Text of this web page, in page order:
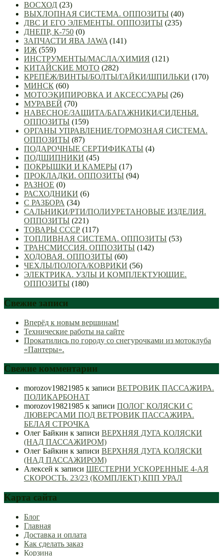
ВОСХОД (23)
ВЫХЛОПНАЯ СИСТЕМА. ОППОЗИТЫ (40)
ДВС И ЕГО ЭЛЕМЕНТЫ. ОППОЗИТЫ (235)
ДНЕПР, К-750 (0)
ЗАПЧАСТИ ЯВА JAWA (141)
ИЖ (559)
ИНСТРУМЕНТЫ/МАСЛА/ХИМИЯ (121)
КИТАЙСКИЕ МОТО (282)
КРЕПЁЖ/ВИНТЫ/БОЛТЫ/ГАЙКИ/ШПИЛЬКИ (170)
МИНСК (60)
МОТОЭКИПИРОВКА И АКСЕССУАРЫ (26)
МУРАВЕЙ (70)
НАВЕСНОЕ/ЗАЩИТА/БАГАЖНИКИ/СИДЕНЬЯ.
ОППОЗИТЫ (159)
ОРГАНЫ УПРАВЛЕНИЕ/ТОРМОЗНАЯ СИСТЕМА.
ОППОЗИТЫ (87)
ПОДАРОЧНЫЕ СЕРТИФИКАТЫ (4)
ПОДШИПНИКИ (45)
ПОКРЫШКИ И КАМЕРЫ (17)
ПРОКЛАДКИ. ОППОЗИТЫ (94)
РАЗНОЕ (0)
РАСХОДНИКИ (6)
С РАЗБОРА (34)
САЛЬНИКИ/РТИ/ПОЛИУРЕТАНОВЫЕ ИЗДЕЛИЯ.
ОППОЗИТЫ (221)
ТОВАРЫ СССР (117)
ТОПЛИВНАЯ СИСТЕМА. ОППОЗИТЫ (53)
ТРАНСМИССИЯ. ОППОЗИТЫ (142)
ХОДОВАЯ. ОППОЗИТЫ (60)
ЧЕХЛЫ/ПОЛОГА/КОВРИКИ (56)
ЭЛЕКТРИКА. УЗЛЫ И КОМПЛЕКТУЮЩИЕ.
ОППОЗИТЫ (180)
Свежие записи
Вперёд к новым вершинам!
Технические работы на сайте
Прокатились по городу со снегурочками из мотоклуба
«Пантеры».
Свежие комментарии
morozov19821985 к записи ВЕТРОВИК ПАССАЖИРА.
ПОЛИКАРБОНАТ
morozov19821985 к записи ПОЛОГ КОЛЯСКИ С
ЛЮВЕРСАМИ ПОД ВЕТРОВИК ПАССАЖИРА.
БЕЛАЯ СТРОЧКА
Олег Байкин к записи ВЕРХНЯЯ ДУГА КОЛЯСКИ
(НАД ПАССАЖИРОМ)
Олег Байкин к записи ВЕРХНЯЯ ДУГА КОЛЯСКИ
(НАД ПАССАЖИРОМ)
Алексей к записи ШЕСТЕРНИ УСКОРЕННЫЕ 4-АЯ
СКОРОСТЬ. 23/23 (КОМПЛЕКТ) КПП УРАЛ
Карта сайта
Блог
Главная
Доставка и оплата
Как сделать заказ
Корзина